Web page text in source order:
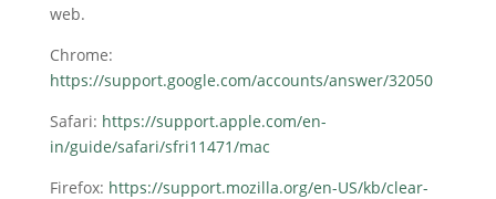
web.
Chrome:
https://support.google.com/accounts/answer/32050
Safari: https://support.apple.com/en-
in/guide/safari/sfri11471/mac
Firefox: https://support.mozilla.org/en-US/kb/clear-